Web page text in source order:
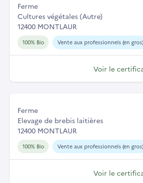
Ferme
Cultures végétales (Autre)
12400 MONTLAUR
100% Bio Vente aux professionnels (en gros)
Voir le
Ferme
Elevage de brebis laitières
12400 MONTLAUR
100% Bio Vente aux professionnels (en gros)
Voir le